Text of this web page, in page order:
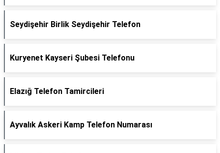
Seydişehir Birlik Seydişehir Telefon
Kuryenet Kayseri Şubesi Telefonu
Elazığ Telefon Tamircileri
Ayvalık Askeri Kamp Telefon Numarası